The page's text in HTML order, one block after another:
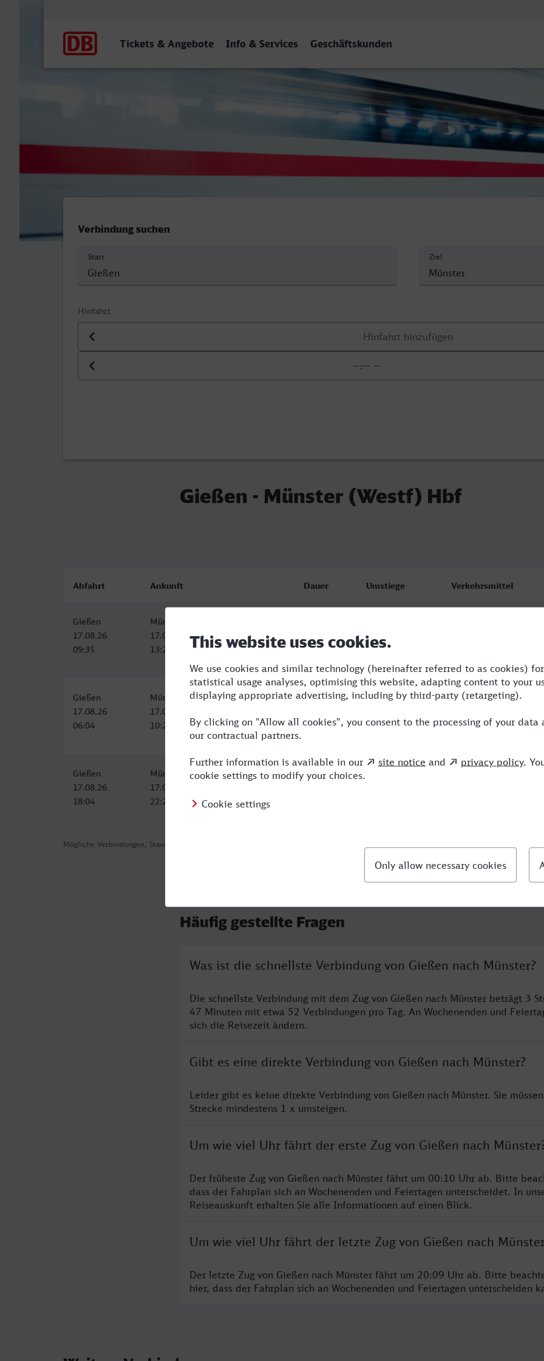
Tickets & Angebote Info & Services Geschäftskunden
Gießen - Münster (Westf) Hbf
Verbindung suchen
Start Ziel
Hinfahrt
Datum der Hinfahrt
Uhrzeit der Hinfahrt
Gießen - Münster (Westf) Hbf
Mögliche Verbindungen, Stand: 2026-08-03 07:34
Abfahrt Ankunft Dauer Umstiege Verkehrsmittel
Gießen
17.08.26
09:35
Münster (Westf) Hbf
17.08.26
13:22
Gießen
17.08.26
06:04
Münster (Westf) Hbf
17.08.26
10:22
4:18 2 RE,NX
Gießen
17.08.26
18:04
Münster (Westf) Hbf
17.08.26
22:22
4:18
Häufig gestellte Fragen
Was ist die schnellste Verbindung von Gießen nach Münster?
Die schnellste Verbindung mit dem Zug von Gießen nach Münster beträgt 3
47 Minuten mit etwa 52 Verbindungen pro Tag. An Wochenenden und
sich die Reisezeit ändern.
Gibt es eine direkte Verbindung von Gießen nach Münster?
Leider gibt es keine direkte Verbindung von Gießen nach Münster. Sie
Strecke mindestens 1 x umsteigen.
Um wie viel Uhr fährt der erste Zug von Gießen nach
Der früheste Zug von Gießen nach Münster fährt um 00:10 Uhr ab. Bitte
dass der Fahrplan sich an Wochenenden und Feiertagen unterscheidet. In
Reiseauskunft erhalten Sie alle Informationen auf einen Blick.
Um wie viel Uhr fährt der letzte Zug von Gießen nach
Der letzte Zug von Gießen nach Münster fährt um 20:09 Uhr ab. Bitte
hier, dass der Fahrplan sich an Wochenenden und Feiertagen unterscheiden